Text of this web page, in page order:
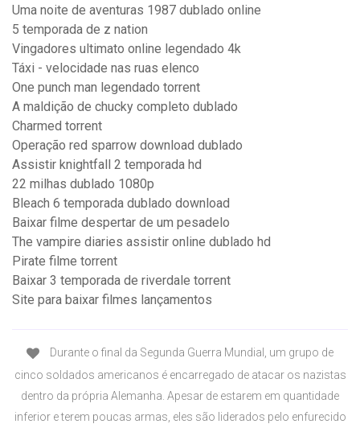
Uma noite de aventuras 1987 dublado online
5 temporada de z nation
Vingadores ultimato online legendado 4k
Táxi - velocidade nas ruas elenco
One punch man legendado torrent
A maldição de chucky completo dublado
Charmed torrent
Operação red sparrow download dublado
Assistir knightfall 2 temporada hd
22 milhas dublado 1080p
Bleach 6 temporada dublado download
Baixar filme despertar de um pesadelo
The vampire diaries assistir online dublado hd
Pirate filme torrent
Baixar 3 temporada de riverdale torrent
Site para baixar filmes lançamentos
Durante o final da Segunda Guerra Mundial, um grupo de
cinco soldados americanos é encarregado de atacar os nazistas
dentro da própria Alemanha. Apesar de estarem em quantidade
inferior e terem poucas armas, eles são liderados pelo enfurecido